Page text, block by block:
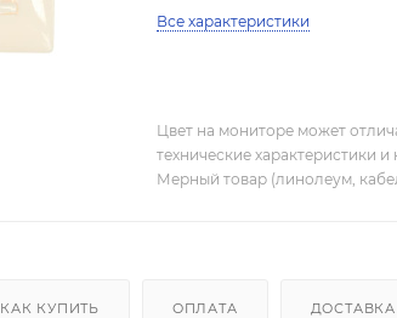
Все характеристики
Цвет на мониторе может
технические характеристики
Мерный товар (линолеум,
КАК КУПИТЬ ОПЛАТА ДОСТАВКА